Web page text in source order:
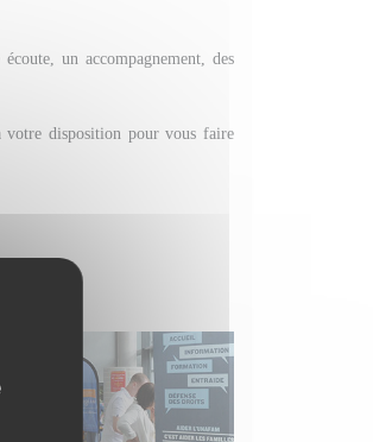
un accompagnement, des
votre disposition pour vous faire